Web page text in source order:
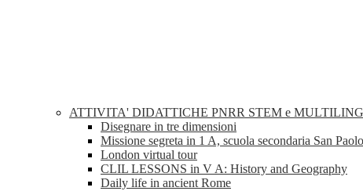
ATTIVITA' DIDATTICHE PNRR STEM e
Disegnare in tre dimensioni
Missione segreta in 1 A, scuola secondaria San Paolo
London virtual tour
CLIL LESSONS in V A: History and Geography
Daily life in ancient Rome